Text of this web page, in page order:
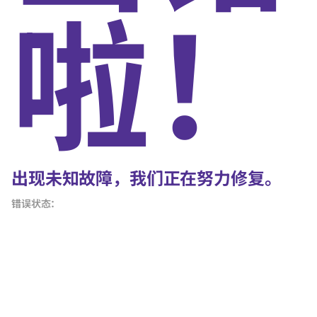
啦！
出现未知故障，我们正在努力修复。
错误状态：